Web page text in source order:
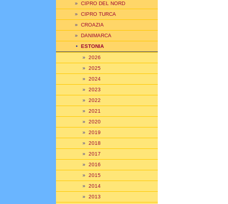
» CIPRO DEL NORD
» CIPRO TURCA
» CROAZIA
» DANIMARCA
• ESTONIA
» 2026
» 2025
» 2024
» 2023
» 2022
» 2021
» 2020
» 2019
» 2018
» 2017
» 2016
» 2015
» 2014
» 2013